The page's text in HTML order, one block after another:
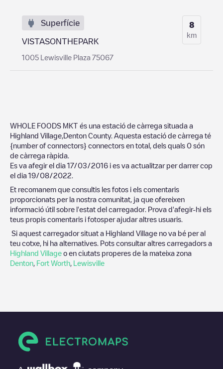
Superfície
VISTASONTHEPARK
1005 Lewisville Plaza 75067
8
km
WHOLE FOODS MKT és una estació de càrrega situada a
Highland Village Denton County. Aquesta estació de càrrega té
{number of connectors} connectors en total, dels quals 0 són
de càrrega ràpida.
Es va afegir el dia 17/03/2016 i es va actualitzar per darrer cop
el dia 19/08/2022
Et recomanem que consultis les fotos i els comentaris
proporcionats per la nostra comunitat, ja que ofereixen
informació útil sobre l'estat del carregador. Prova d'afegir-hi els
teus propis comentaris i fotosper ajudar altres usuaris.
Si aquest carregador situat a Highland Village no va bé per al
teu cotxe, hi ha alternatives. Pots consultar altres carregadors a
Highland Village o en ciutats properes de la mateixa zona
Denton Fort Worth Lewisville